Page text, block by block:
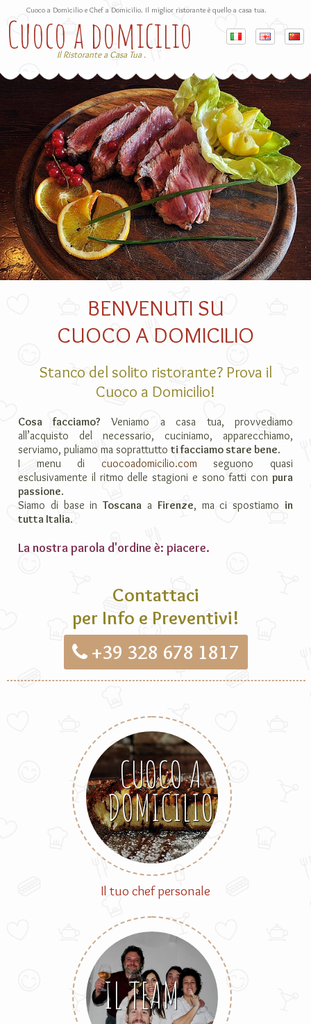
Cuoco a domicilio
Il Ristorante a Casa Tua .
Cuoco a Domicilio e Chef a Domicilio. Il miglior ristorante è quello a casa tua.
BENVENUTI SU
CUOCO A DOMICILIO
Stanco del solito ristorante? Prova il
Cuoco a Domicilio!
Cosa facciamo? Veniamo a casa tua, provvediamo
all’acquisto del necessario, cuciniamo, apparecchiamo,
serviamo, puliamo ma soprattutto ti facciamo stare bene.
I menu di cuocoadomicilio.com seguono quasi
esclusivamente il ritmo delle stagioni e sono fatti con pura
passione.
Siamo di base inToscana a Firenze, ma ci spostiamo in
tutta Italia.
La nostra parola d'ordine è: piacere.
Contattaci
per Info e Preventivi!
+39 328 678 1817
CUOCO A
DOMICILIO
Il tuo chef personale
IL TEAM